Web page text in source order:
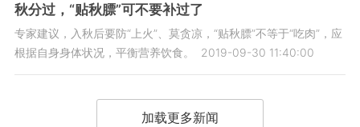
秋分过，“贴秋膘”可不要补过了
专家建议，入秋后要防“上火”、莫贪凉，“贴秋膘”不等于“吃肉”，应
根据自身身体状况，平衡营养饮食。
2019-09-30 11:40:00
加载更多新闻